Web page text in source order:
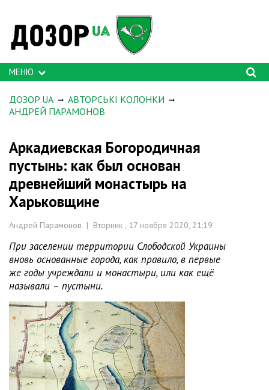
МЕНЮ
ДОЗОР.UA
АВТОРСЬКІ КОЛОНКИ
АНДРЕЙ ПАРАМОНОВ
Аркадиевская Богородичная
пустынь: как был основан
древнейший монастырь на
Харьковщине
Андрей Парамонов | Вторник , 17 ноября 2020, 21:19
При заселении территории Слободской Украины
вновь основанные города, как правило, в первые
же годы учреждали и монастыри, или как ещё
называли – пустыни.